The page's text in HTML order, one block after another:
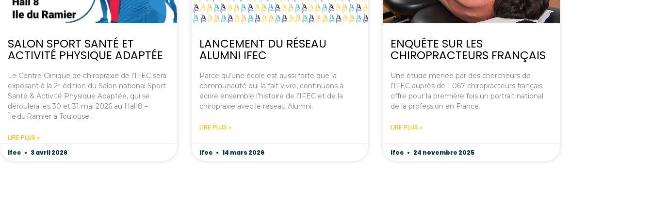
SALON SPORT SANTÉ ET
ACTIVITÉ PHYSIQUE ADAPTÉE
Le Centre Clinique de chiropraxie de l’IFEC sera
exposant à la 2ᵉ édition du Salon national Sport
Santé & Activité Physique Adaptée, qui se
déroulera les 30 et 31 mai 2026 au Hall 8 –
Île du Ramier à Toulouse.
LIRE PLUS »
Ifec 3 avril 2026
LANCEMENT DU RÉSEAU
ALUMNI IFEC
Parce qu’une école est aussi forte que la
communauté qui la fait vivre, continuons à
écrire ensemble l’histoire de l’IFEC et de la
chiropraxie avec le réseau Alumni.
LIRE PLUS »
Ifec 14 mars 2026
ENQUÊTE SUR LES
CHIROPRACTEURS FRANÇAIS
Une étude menée par des chercheurs de
l’IFEC auprès de 1 067 chiropracteurs français
offre pour la première fois un portrait national
de la profession en France.
LIRE PLUS »
Ifec 24 novembre 2025